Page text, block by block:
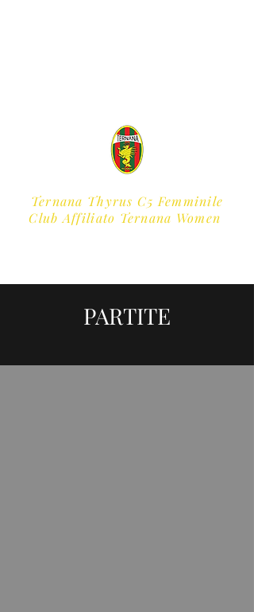
Ternana Thyrus C5 Femminile
​Club Affiliato Ternana Women
PARTITE